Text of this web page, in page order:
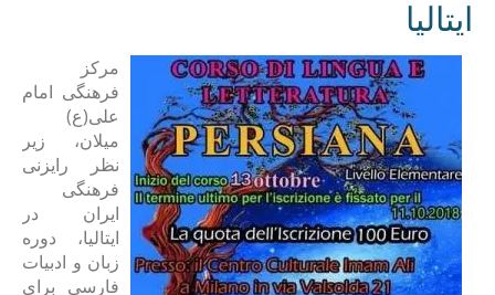
ایتالیا
مرکز
فرهنگی امام
علی(ع)
میلان، زیر
نظر رایزنی
فرهنگی
ایران در
ایتالیا، دوره
زبان و ادبیات
فارسی برای